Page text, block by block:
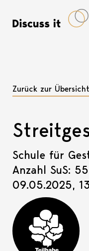
Zurück zur Übersicht
Schule für
Anzahl SuS: 55
09.05.2025,
Teilhabe-